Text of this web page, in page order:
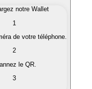
vous intéressent
en monnaie
notre Wallet
1
de votre téléphone.
2
le QR.
3